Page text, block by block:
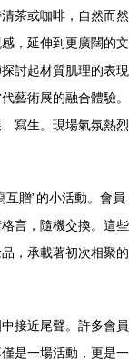
茶或咖啡，自然而然
，延伸到更廣闊的文
討起材質肌理的表現
藝術展的融合體驗。
寫生。現場氣氛熱烈
贈”的小活動。會員
言，隨機交換。這些
，承載著初次相聚的
接近尾聲。許多會員
是一場活動，更是一